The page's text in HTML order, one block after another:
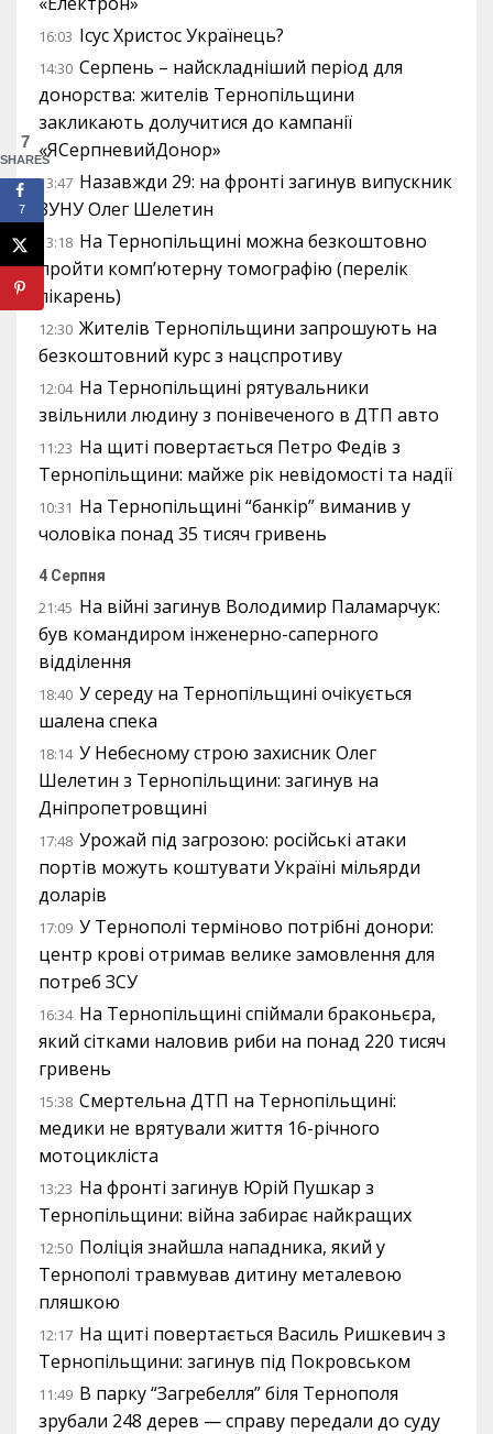
16:03 Ісус Христос Українець?
14:30 Серпень – найскладніший період для
донорства: жителів Тернопільщини
закликають долучитися до кампанії
«ЯСерпневийДонор»
13:47 Назавжди 29: на фронті загинув випускник
ЗУНУ Олег Шелетин
13:18 На Тернопільщині можна безкоштовно
пройти комп’ютерну томографію (перелік
лікарень)
12:30 Жителів Тернопільщини запрошують на
безкоштовний курс з нацспротиву
12:04 На Тернопільщині рятувальники
звільнили людину з понівеченого в ДТП авто
11:23 На щиті повертається Петро Федів з
Тернопільщини: майже рік невідомості та надії
10:31 На Тернопільщині “банкір” виманив у
чоловіка понад 35 тисяч гривень
4 Серпня
21:45 На війні загинув Володимир Паламарчук:
був командиром інженерно-саперного
відділення
18:40 У середу на Тернопільщині очікується
шалена спека
18:14 У Небесному строю захисник Олег
Шелетин з Тернопільщини: загинув на
Дніпропетровщині
17:48 Урожай під загрозою: російські атаки
портів можуть коштувати Україні мільярди
доларів
17:09 У Тернополі терміново потрібні донори:
центр крові отримав велике замовлення для
потреб ЗСУ
16:34 На Тернопільщині спіймали браконьєра,
який сітками наловив риби на понад 220 тисяч
гривень
15:38 Смертельна ДТП на Тернопільщині:
медики не врятували життя 16-річного
мотоцикліста
13:23 На фронті загинув Юрій Пушкар з
Тернопільщини: війна забирає найкращих
12:50 Поліція знайшла нападника, який у
Тернополі травмував дитину металевою
пляшкою
12:17 На щиті повертається Василь Ришкевич з
Тернопільщини: загинув під Покровськом
11:49 В парку “Загребелля” біля Тернополя
зрубали 248 дерев — справу передали до суду
7
SHARES
7